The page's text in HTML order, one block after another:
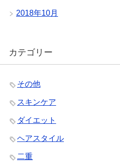
2018年10月
カテゴリー
その他
スキンケア
ダイエット
ヘアスタイル
二重